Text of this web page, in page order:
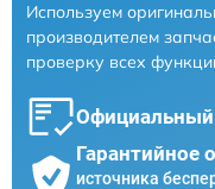
Используем
производителем
проверку всех
Официальный
Гарантийное
источника